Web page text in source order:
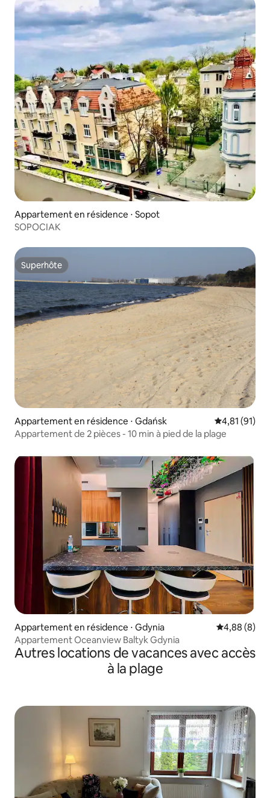
Appartement en résidence ⋅ Sopot
SOPOCIAK
Superhôte
Superhôte
Appartement en résidence ⋅ Gdańsk Évaluation
4,81 (91)
Appartement de 2 pièces - 10 min à pied de la plage
Appartement en résidence ⋅ Gdynia Évaluation
4,88 (8)
Appartement Oceanview Baltyk Gdynia
Autres locations de vacances avec accès
à la plage